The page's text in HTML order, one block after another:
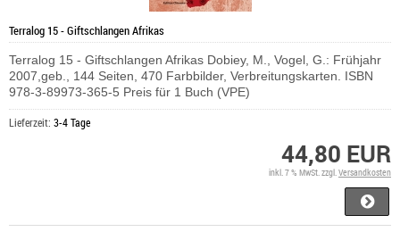
Terralog 15 - Giftschlangen Afrikas
Terralog 15 - Giftschlangen Afrikas Dobiey, M., Vogel, G.: Frühjahr
2007,geb., 144 Seiten, 470 Farbbilder, Verbreitungskarten. ISBN
978-3-89973-365-5 Preis für 1 Buch (VPE)
Lieferzeit: 3-4 Tage
44,80 EUR
inkl. 7 % MwSt. zzgl. Versandkosten